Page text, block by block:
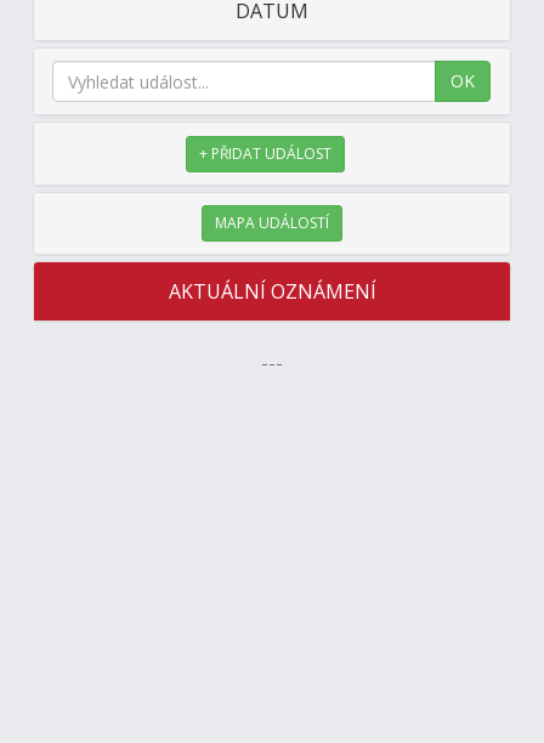
DATUM
OK
+ PŘIDAT UDÁLOST
MAPA UDÁLOSTÍ
AKTUÁLNÍ OZNÁMENÍ
---